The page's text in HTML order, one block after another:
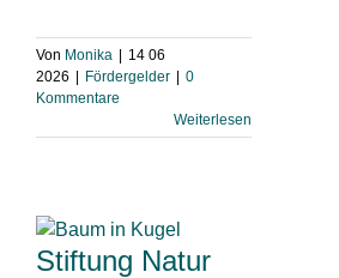
Von Monika
14 06
2026
Fördergelder
0
Kommentare
Weiterlesen
Stiftung Natur